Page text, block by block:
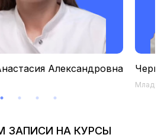
Александровна
ЗАПИСИ НА КУРСЫ